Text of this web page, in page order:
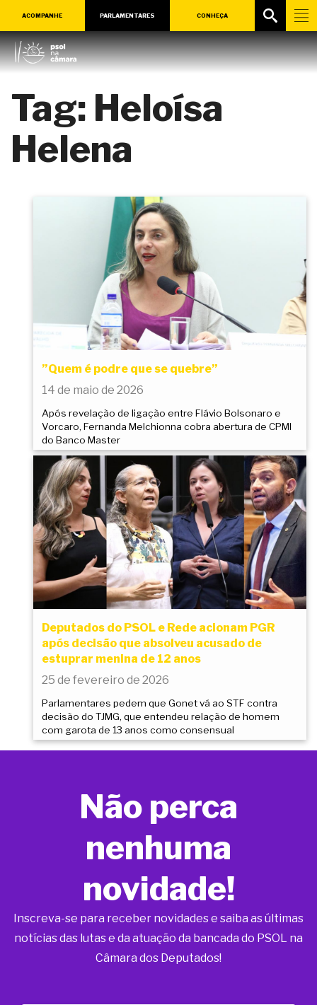
ACOMPANHE PARLAMENTARES CONHEÇA
Tag: Heloísa
Helena
”Quem é podre que se quebre”
14 de maio de 2026
Após revelação de ligação entre Flávio Bolsonaro e
Vorcaro, Fernanda Melchionna cobra abertura de CPMI
do Banco Master
Deputados do PSOL e Rede acionam PGR
após decisão que absolveu acusado de
estuprar menina de 12 anos
25 de fevereiro de 2026
Parlamentares pedem que Gonet vá ao STF contra
decisão do TJMG, que entendeu relação de homem
com garota de 13 anos como consensual
Não perca
nenhuma
novidade!
Inscreva-se para receber novidades e saiba as últimas
notícias das lutas e da atuação da bancada do PSOL na
Câmara dos Deputados!